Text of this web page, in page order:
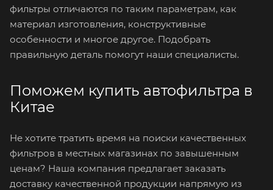
фильтры отличаются по таким параметрам, как
материал изготовления, конструктивные
особенности и многое другое. Подобрать
правильную деталь помогут наши специалисты.
Поможем купить автофильтра в
Китае
Не хотите тратить время на поиски качественных
фильтров в местных магазинах по завышенным
ценам? Наша компания предлагает заказать
доставку качественной продукции напрямую из